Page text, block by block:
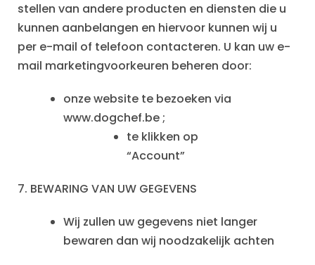
stellen van andere producten en diensten die u
kunnen aanbelangen en hiervoor kunnen wij u
per e-mail of telefoon contacteren. U kan uw e-
mail marketingvoorkeuren beheren door:
onze website te bezoeken via
www.dogchef.be ;
te klikken op
“Account”
7. BEWARING VAN UW GEGEVENS
Wij zullen uw gegevens niet langer
bewaren dan wij noodzakelijk achten